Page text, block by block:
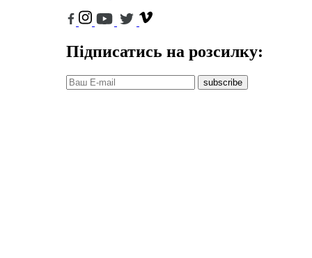
Підписатись на розсилку:
subscribe